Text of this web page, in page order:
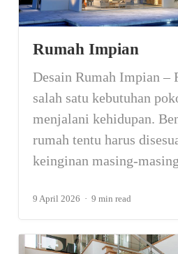
Rumah Impian
Desain Rumah Impian –
salah satu kebutuhan
menjalani kehidupan.
rumah tentu harus
keinginan masing-
9 April 2026 9 min read